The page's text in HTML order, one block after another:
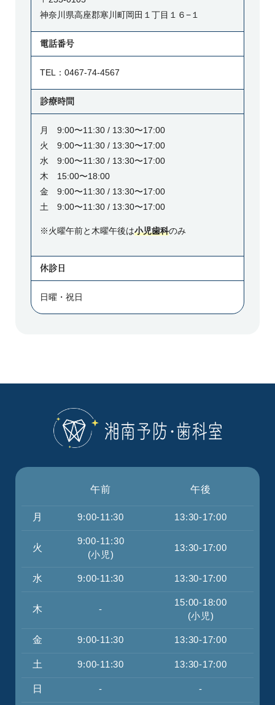
神奈川県高座郡寒川町岡田１丁目１６−１
電話番号
TEL：0467-74-4567
診療時間
月 9:00〜11:30 / 13:30〜17:00
火 9:00〜11:30 / 13:30〜17:00
水 9:00〜11:30 / 13:30〜17:00
木 15:00〜18:00
金 9:00〜11:30 / 13:30〜17:00
土 9:00〜11:30 / 13:30〜17:00
※火曜午前と木曜午後は小児歯科のみ
休診日
日曜・祝日
午前 午後
月 9:00-11:30 13:30-17:00
火
9:00-11:30
(小児)
13:30-17:00
水 9:00-11:30 13:30-17:00
木 -
15:00-18:00
(小児)
金 9:00-11:30 13:30-17:00
土 9:00-11:30 13:30-17:00
日 - -